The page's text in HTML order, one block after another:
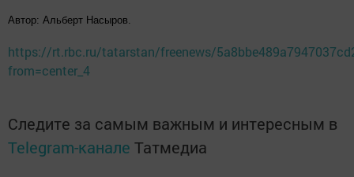
Автор: Альберт Насыров.
https://rt.rbc.ru/tatarstan/freenews/
from=center_4
Следите за самым важным и интересным в
Telegram-канале Татмедиа